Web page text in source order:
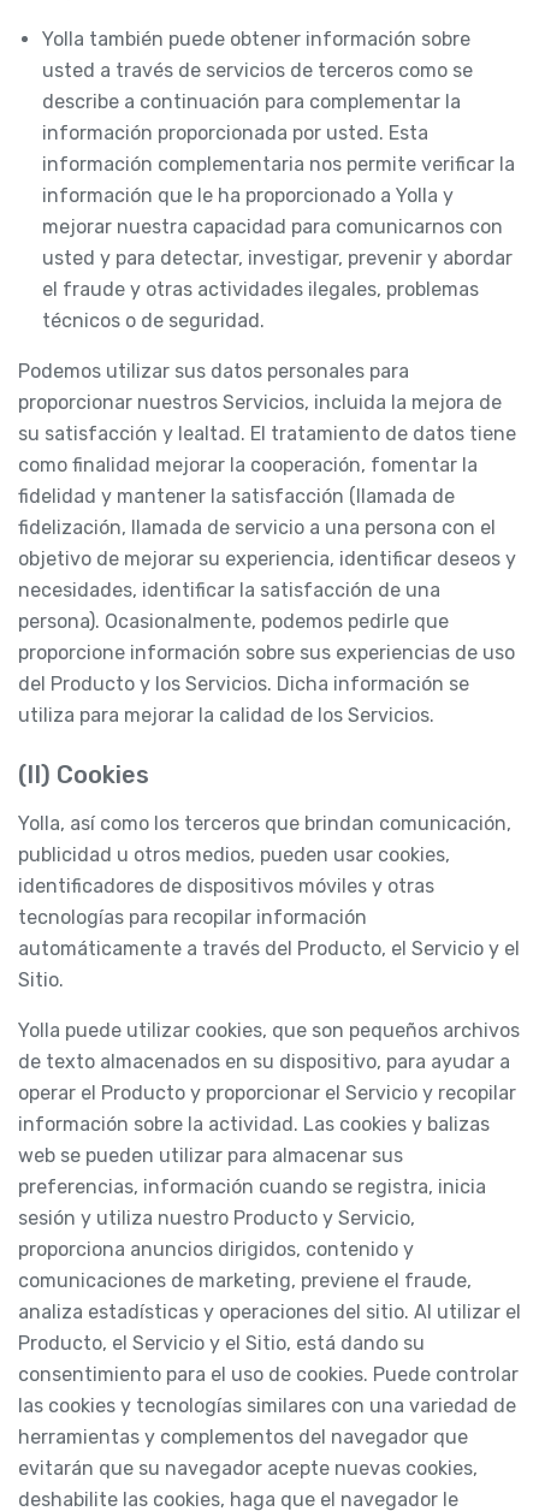
Yolla también puede obtener información sobre
usted a través de servicios de terceros como se
describe a continuación para complementar la
información proporcionada por usted. Esta
información complementaria nos permite verificar la
información que le ha proporcionado a Yolla y
mejorar nuestra capacidad para comunicarnos con
usted y para detectar, investigar, prevenir y abordar
el fraude y otras actividades ilegales, problemas
técnicos o de seguridad.
Podemos utilizar sus datos personales para
proporcionar nuestros Servicios, incluida la mejora de
su satisfacción y lealtad. El tratamiento de datos tiene
como finalidad mejorar la cooperación, fomentar la
fidelidad y mantener la satisfacción (llamada de
fidelización, llamada de servicio a una persona con el
objetivo de mejorar su experiencia, identificar deseos y
necesidades, identificar la satisfacción de una
persona). Ocasionalmente, podemos pedirle que
proporcione información sobre sus experiencias de uso
del Producto y los Servicios. Dicha información se
utiliza para mejorar la calidad de los Servicios.
(II) Cookies
Yolla, así como los terceros que brindan comunicación,
publicidad u otros medios, pueden usar cookies,
identificadores de dispositivos móviles y otras
tecnologías para recopilar información
automáticamente a través del Producto, el Servicio y el
Sitio.
Yolla puede utilizar cookies, que son pequeños archivos
de texto almacenados en su dispositivo, para ayudar a
operar el Producto y proporcionar el Servicio y recopilar
información sobre la actividad. Las cookies y balizas
web se pueden utilizar para almacenar sus
preferencias, información cuando se registra, inicia
sesión y utiliza nuestro Producto y Servicio,
proporciona anuncios dirigidos, contenido y
comunicaciones de marketing, previene el fraude,
analiza estadísticas y operaciones del sitio. Al utilizar el
Producto, el Servicio y el Sitio, está dando su
consentimiento para el uso de cookies. Puede controlar
las cookies y tecnologías similares con una variedad de
herramientas y complementos del navegador que
evitarán que su navegador acepte nuevas cookies,
deshabilite las cookies, haga que el navegador le